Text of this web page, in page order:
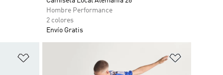
Hombre Performance
2 colores
Envío Gratis